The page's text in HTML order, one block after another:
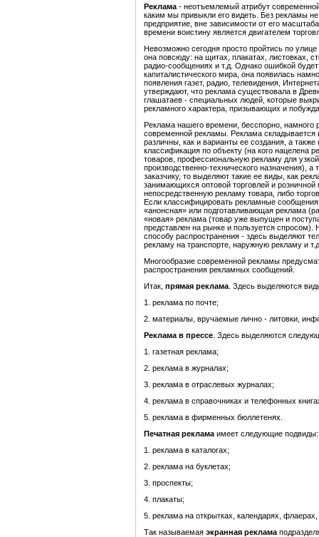
Реклама - неотъемлемый атрибут
каким мы привыкли его видеть. Без рекламы
предприятие, вне зависимости от его
времени воистину является двигателем
Невозможно сегодня просто пройтись по
она повсюду: на щитах, плакатах, листовках,
радио-сообщениях и т.д. Однако ошибкой
капиталистического мира, она появилась
появления газет, радио, телевидения,
утверждают, что реклама существовала в
глашатаев - специальных людей, которые
рекламного характера, призывающих и
Реклама нашего времени, бесспорно, намного
современной рекламы. Реклама складывается
различны, как и варианты ее создания, а
классификация по объекту (на кого нацелена
товаров, профессиональную рекламу для
производственно-технического назначения),
заказчику, то выделяют такие ее виды, как
занимающихся оптовой торговлей и
непосредственную рекламу товара, либо
Если классифицировать рекламные
«анонсная» или подготавливающая реклама
«новая» реклама (товар уже выпущен и
представлен на рынке и пользуется
способу распространения - здесь выделяют
рекламу на транспорте, наружную рекламу и
Многообразие современной рекламы
распространения рекламных сообщений.
Итак, прямая реклама . Здесь выделяются
1. реклама по почте;
2. материалы, вручаемые лично - литовки,
Реклама в прессе . Здесь выделяются
1. газетная реклама;
2. реклама в журналах;
3. реклама в отраслевых журналах;
4. реклама в справочниках и телефонных
5. реклама в фирменных бюллетенях.
Печатная реклама имеет следующие подвиды:
1. реклама в каталогах;
2. реклама на буклетах;
3. проспекты;
4. плакаты;
5. реклама на открытках, календарях, флаерах,
Так называемая экранная реклама